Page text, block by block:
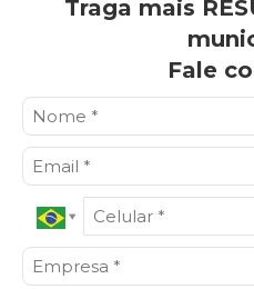
Traga mais
Fale